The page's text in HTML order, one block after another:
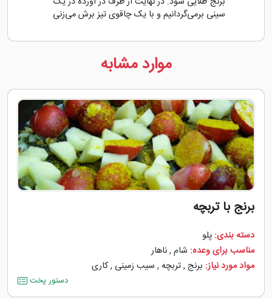
سینی برمی‌گردانیم و با یک چاقوی تیز برش می‌زنی
موارد مشابه
برنج با تربچه
دسته بندی: پلو
مناسب برای وعده: شام ,ناهار
مواد مورد نیاز: برنج ,تربچه , سیب زمینی ,کاری
دستور پخت